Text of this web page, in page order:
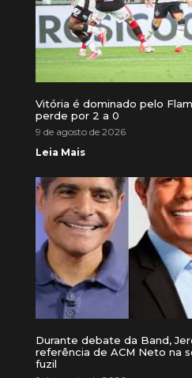
Vitória é dominado pelo
perde por 2 a 0
9 de agosto de 2026
Leia Mais
Durante debate da Band,
referência de ACM Neto na
fuzil